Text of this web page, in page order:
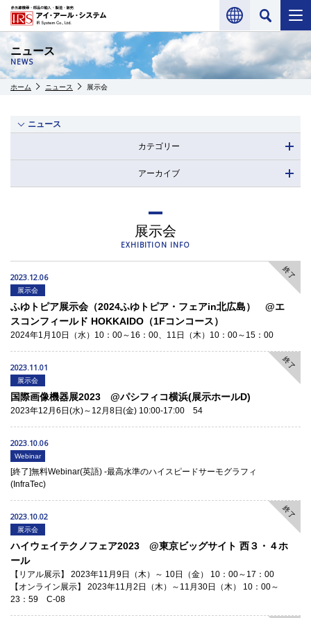
ニュース
NEWS
ホーム ニュース 展示会
ニュース
カテゴリー
アーカイブ
展示会
EXHIBITION INFO
終了
2023.12.06
展示会
ふゆトピア展示会（2024ふゆトピア・フェアin北広島） @エ
スコンフィールド HOKKAIDO（1Fコンコース）
2024年1月10日（水）10：00～16：00、11日（木）10：00～15：00
終了
2023.11.01
展示会
国際画像機器展2023 @パシフィコ横浜(展示ホールD)
2023年12月6日(水)～12月8日(金) 10:00-17:00 54
2023.10.06
Webinar
[終了]無料Webinar(英語) -最高水準のハイスピードサーモグラフィ
(InfraTec)
終了
2023.10.02
展示会
ハイウェイテクノフェア2023 @東京ビッグサイト 西３・４ホ
ール
【リアル展示】 2023年11月9日（木）～ 10日（金） 10：00～17：00
【オンライン展示】 2023年11月2日（木）～11月30日（木） 10：00～
23：59 C-08